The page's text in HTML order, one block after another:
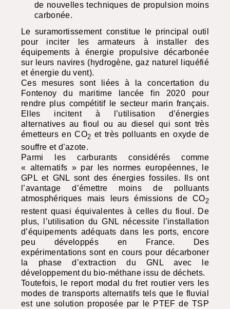
de nouvelles techniques de propulsion moins
carbonée.
Le suramortissement constitue le principal outil
pour inciter les armateurs à installer des
équipements à énergie propulsive décarbonée
sur leurs navires (hydrogène, gaz naturel liquéfié
et énergie du vent).
Ces mesures sont liées à la concertation du
Fontenoy du maritime lancée fin 2020 pour
rendre plus compétitif le secteur marin français.
Elles incitent à l’utilisation d’énergies
alternatives au fioul ou au diesel qui sont très
émetteurs en CO2 et très polluants en oxyde de
souffre et d’azote.
Parmi les carburants considérés comme
« alternatifs » par les normes européennes, le
GPLet GNL sont des énergies fossiles. Ils ont
l’avantage d’émettre moins de polluants
atmosphériques mais leurs émissions de CO2
restent quasi équivalentes à celles du fioul. De
plus, l’utilisation duGNL nécessite l’installation
d’équipements adéquats dans les ports, encore
peu développés en France. Des
expérimentations sont en cours pour décarboner
la phase d’extraction du GNLavec le
développement du bio-méthane issu de déchets.
Toutefois, le report modal du fret routier vers les
modes de transports alternatifs tels que le fluvial
est une solution proposée par le PTEF deTSP